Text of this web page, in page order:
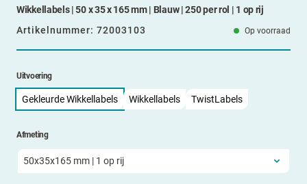
Wikkellabels | 50 x 35 x 165 mm | Blauw | 250 per rol | 1 op rij
Artikelnummer: 72003103 Op voorraad
Uitvoering
Gekleurde Wikkellabels Wikkellabels TwistLabels
Afmeting